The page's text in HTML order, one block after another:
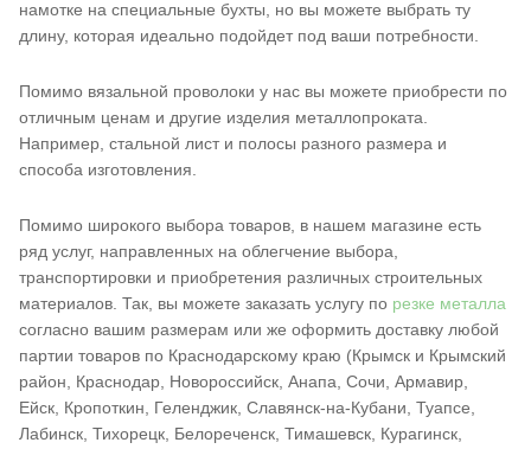
намотке на специальные бухты, но вы можете выбрать ту
длину, которая идеально подойдет под ваши потребности.
Помимо вязальной проволоки у нас вы можете приобрести по
отличным ценам и другие изделия металлопроката.
Например, стальной лист и полосы разного размера и
способа изготовления.
Помимо широкого выбора товаров, в нашем магазине есть
ряд услуг, направленных на облегчение выбора,
транспортировки и приобретения различных строительных
материалов. Так, вы можете заказать услугу по резке металла
согласно вашим размерам или же оформить доставку любой
партии товаров по Краснодарскому краю (Крымск и Крымский
район, Краснодар, Новороссийск, Анапа, Сочи, Армавир,
Ейск, Кропоткин, Геленджик, Славянск-на-Кубани, Туапсе,
Лабинск, Тихорецк, Белореченск, Тимашевск, Курагинск,